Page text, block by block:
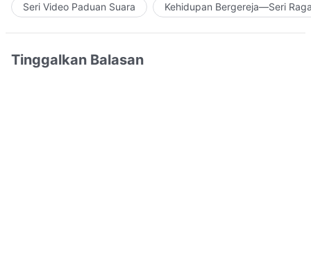
Seri Video Paduan Suara Kehidupan Bergereja—Seri
Tinggalkan Balasan